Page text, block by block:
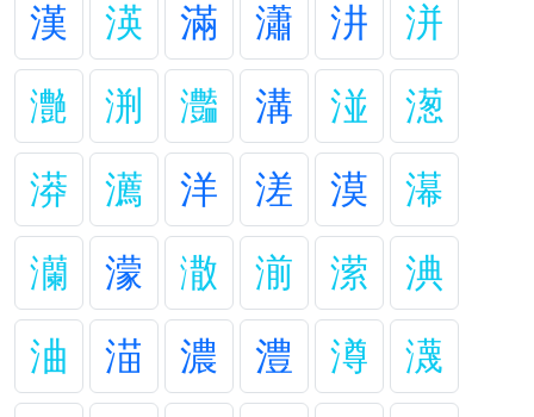
漢
渶 滿 瀟 汫
洴
灔
渆 灎 溝 湴
濍
漭
瀳 洋 溠 漠
濗
灡
濛 潵 湔 潆
淟
浀
渵 濃 澧 澊
瀎